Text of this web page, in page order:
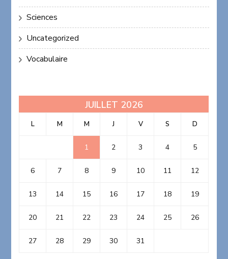
Sciences
Uncategorized
Vocabulaire
JUILLET 2026
L M M J V S D
1 2 3 4 5
6 7 8 9 10 11 12
13 14 15 16 17 18 19
20 21 22 23 24 25 26
27 28 29 30 31